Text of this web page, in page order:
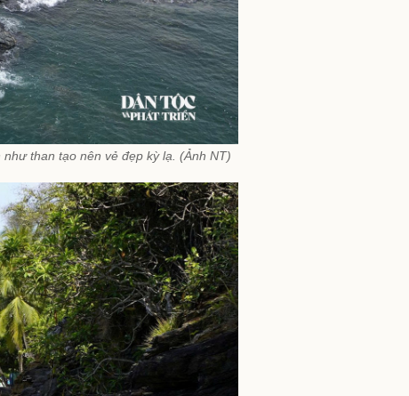
than tạo nên vẻ đẹp kỳ lạ. (Ảnh NT)